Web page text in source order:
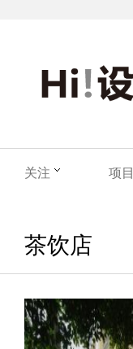
关注 项目
茶饮店